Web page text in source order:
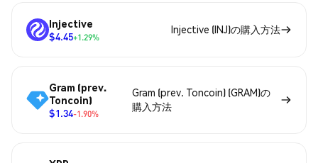
Injective
$4.45+1.29%
Injective (INJ)の購入方法
Gram (prev.
Toncoin)
$1.34-1.90%
Gram (prev. Toncoin) (GRAM)の
購入方法